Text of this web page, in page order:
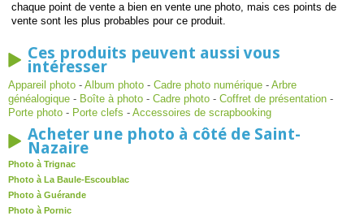
chaque point de vente a bien en vente une photo, mais ces points de
vente sont les plus probables pour ce produit.
Ces produits peuvent aussi vous
intéresser
Appareil photo - Album photo - Cadre photo numérique - Arbre
généalogique - Boîte à photo - Cadre photo - Coffret de présentation -
Porte photo - Porte clefs - Accessoires de scrapbooking
Acheter une photo à côté de Saint-
Nazaire
Photo à Trignac
Photo à La Baule-Escoublac
Photo à Guérande
Photo à Pornic